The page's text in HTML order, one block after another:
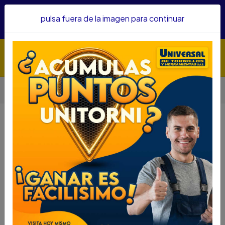
confianza&nbsp;Recibe un KIT PARRILLERO por compras
Inicio Abrasivos
Discos
DISCO SIERRA CIRCULAR IRWIN 12 X 60 15189
DISCO SIERRA CIRCULAR IRWIN 12 X
DISCO SIERRA CIRCULAR IRWIN 12 X 60 15189
SKU....57130025
DESCRIPCIÓN...
pulsa fuera de la imagen para continuar